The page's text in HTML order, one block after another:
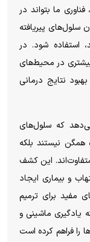
ما بتواند در
سلول‌های پیریافته
استفاده شود. در
در محیط‌های
نتایج درمانی
که سلول‌های
همگن نیستند بلکه
این کشف
و بیماری ایجاد
مفید برای ترمیم
یادگیری ماشینی و
را فراهم کرده است